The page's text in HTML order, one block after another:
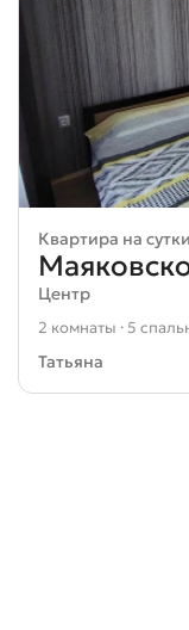
Квартира на сутки
Центр
2 комнаты · 5
Татьяна